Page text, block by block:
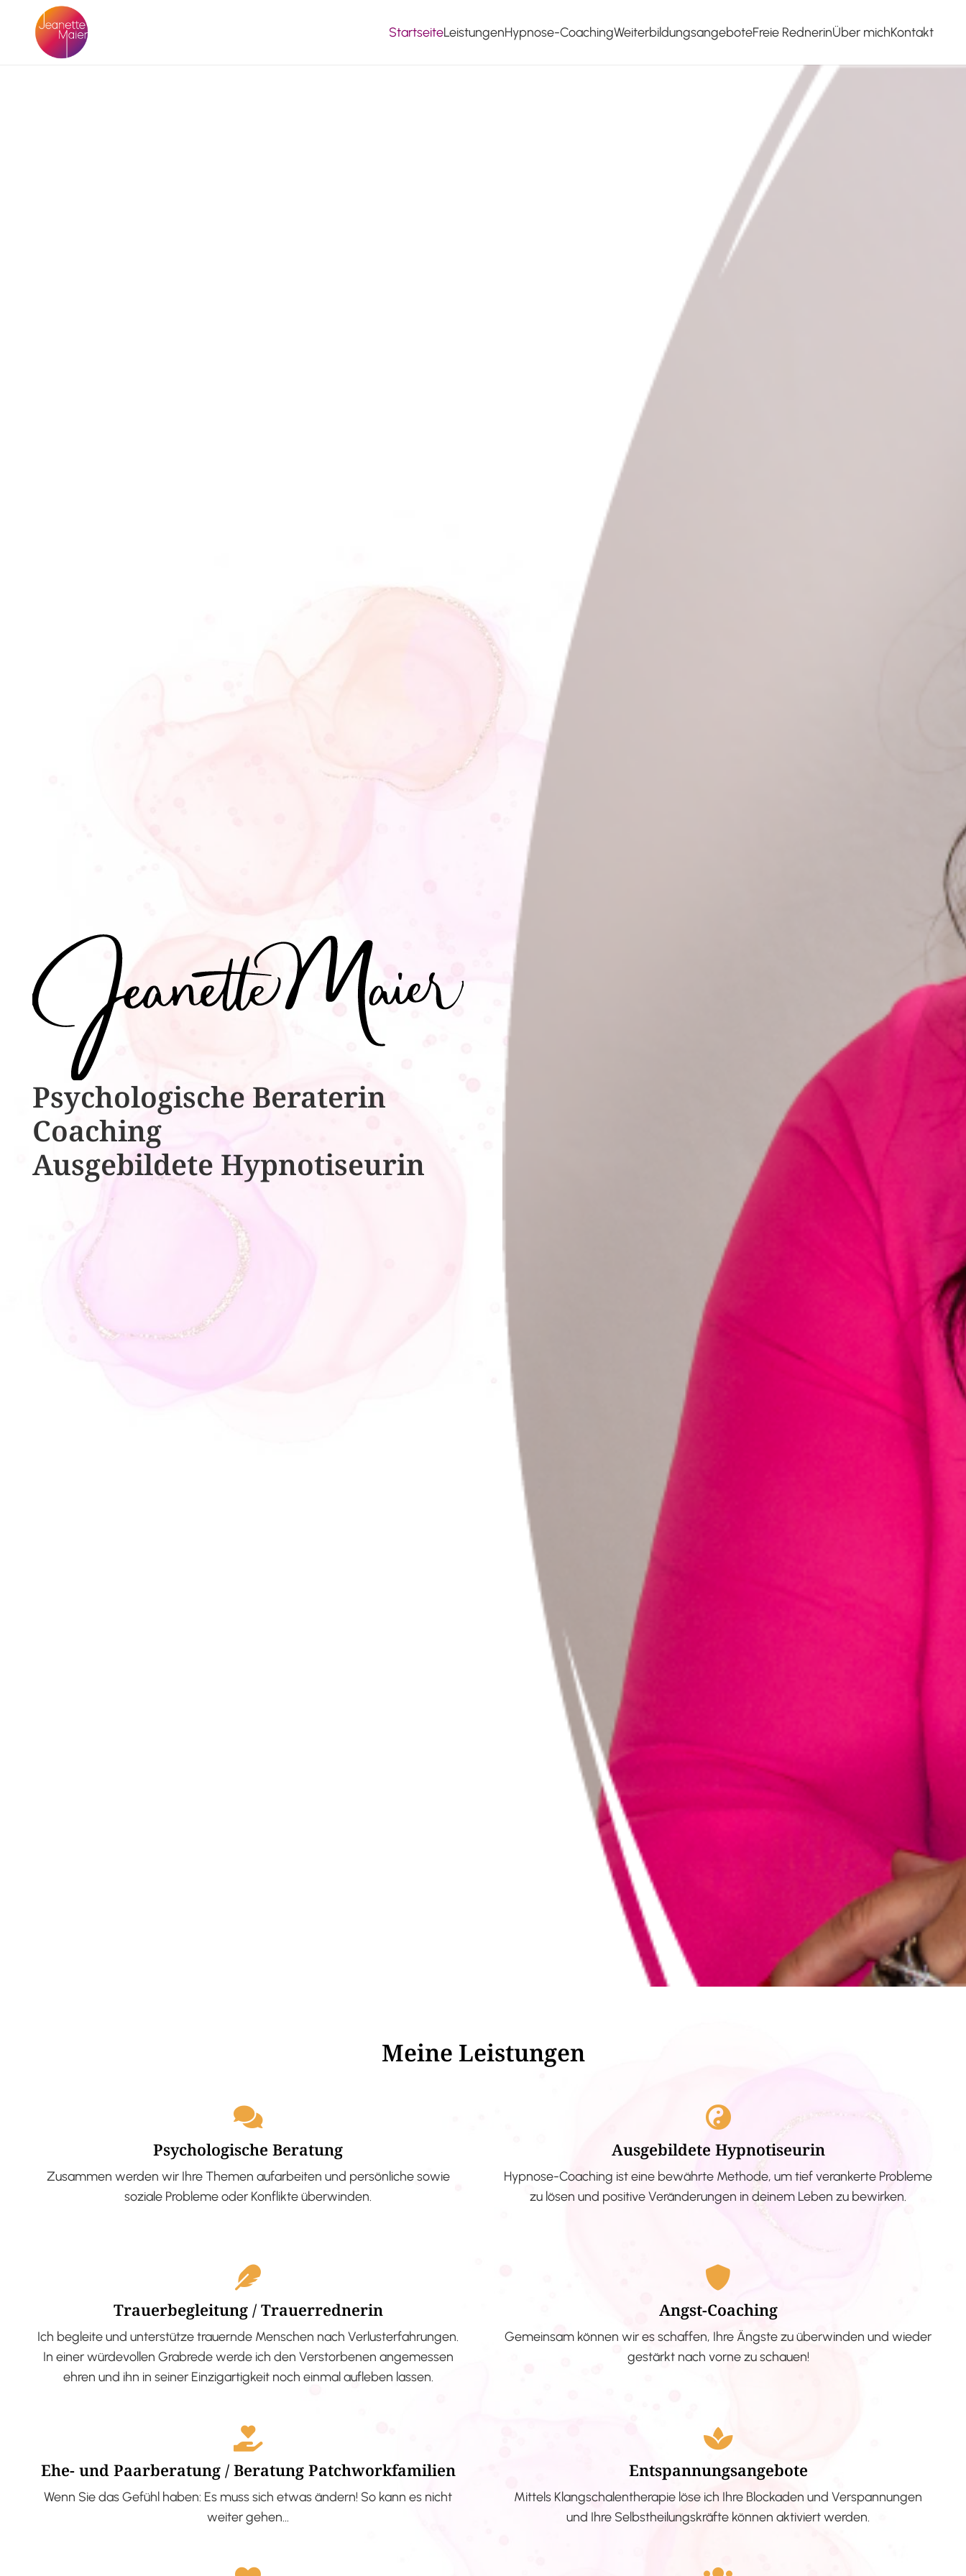
StartseiteLeistungenHypnose-CoachingWeiterbildungsangeboteFreie RednerinÜber michKontakt
Psychologische ​​Beraterin
Coaching
Ausgebildete​ ​Hypnotiseurin
Meine Leistungen
Psychologische Beratung
Zusammen werden wir Ihre Themen aufarbeiten und persönliche sowie
soziale Probleme oder Konflikte überwinden.
Ausgebildete Hypnotiseurin
Hypnose-Coaching ist eine bewährte Methode, um tief verankerte Probleme
zu lösen und positive Veränderungen in deinem Leben zu bewirken.
Trauerbegleitung / Trauerrednerin
Ich begleite und unterstütze trauernde Menschen nach Verlusterfahrungen.
In einer würdevollen Grabrede werde ich den Verstorbenen angemessen
ehren und ihn in seiner Einzigartigkeit noch einmal aufleben lassen.
Angst-Coaching
Gemeinsam können wir es schaffen, Ihre Ängste zu überwinden und wieder
gestärkt nach vorne zu schauen!
Ehe- und Paarberatung / Beratung Patchworkfamilien
Wenn Sie das Gefühl haben: Es muss sich etwas ändern! So kann es nicht
weiter gehen…
Entspannungsangebote
Mittels Klangschalentherapie löse ich Ihre Blockaden und Verspannungen
und Ihre Selbstheilungskräfte können aktiviert werden.